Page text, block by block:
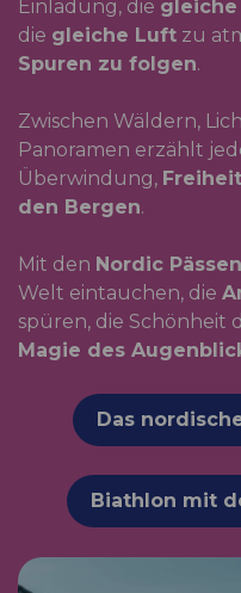
Einladung, die
die gleiche Luft zu
Spuren zu folgen.
Zwischen Wäldern,
Panoramen erzählt
Überwindung, Freiheit
den Bergen.
Mit den Nordic Pässen
Welt eintauchen, die
spüren, die Schönheit
Magie des
Das
Biathlon mit